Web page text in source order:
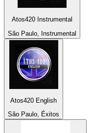
Atos420 Instrumental
São Paulo, Instrumental
Atos420 English
São Paulo, Éxitos